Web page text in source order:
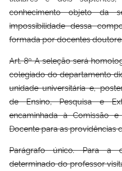
conhecimento objeto da
impossibilidade dessa
formada por docentes
Art. 8º A seleção será
colegiado do departamento
unidade universitária e,
de Ensino, Pesquisa e
encaminhada à Comissão
Docente para as providências
Parágrafo único. Para a
determinado do professor